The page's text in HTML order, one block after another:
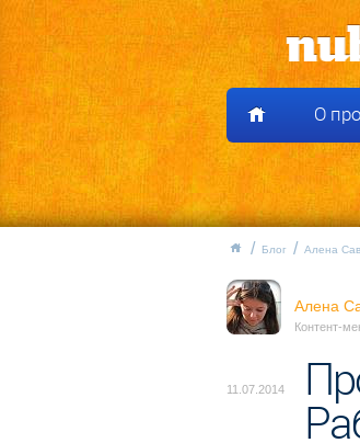
О
Блог Алена
Алена
Контент-
11.07.2014